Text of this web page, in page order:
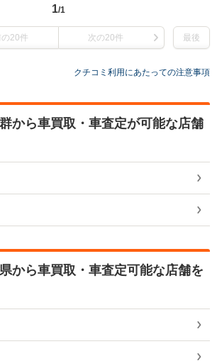
1/1
の20件 次の20件 最後
クチコミ利用にあたっての注意事項
から車買取・車査定が可能な店舗
から車買取・車査定可能な店舗を